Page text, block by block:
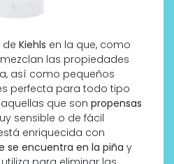
de Kiehls en la que, como
las propiedades
así como pequeños
perfecta para todo tipo
que son propensas
sensible o de fácil
enriquecida con
se encuentra en la piña y